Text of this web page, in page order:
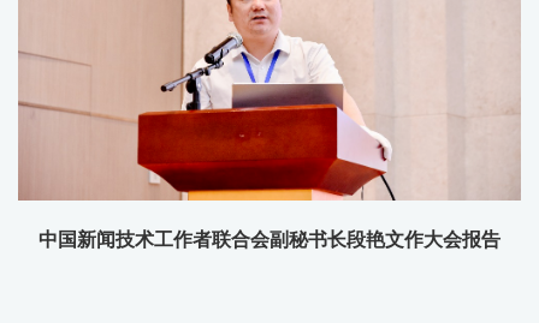
中国新闻技术工作者联合会副秘书长段艳文作大会报告